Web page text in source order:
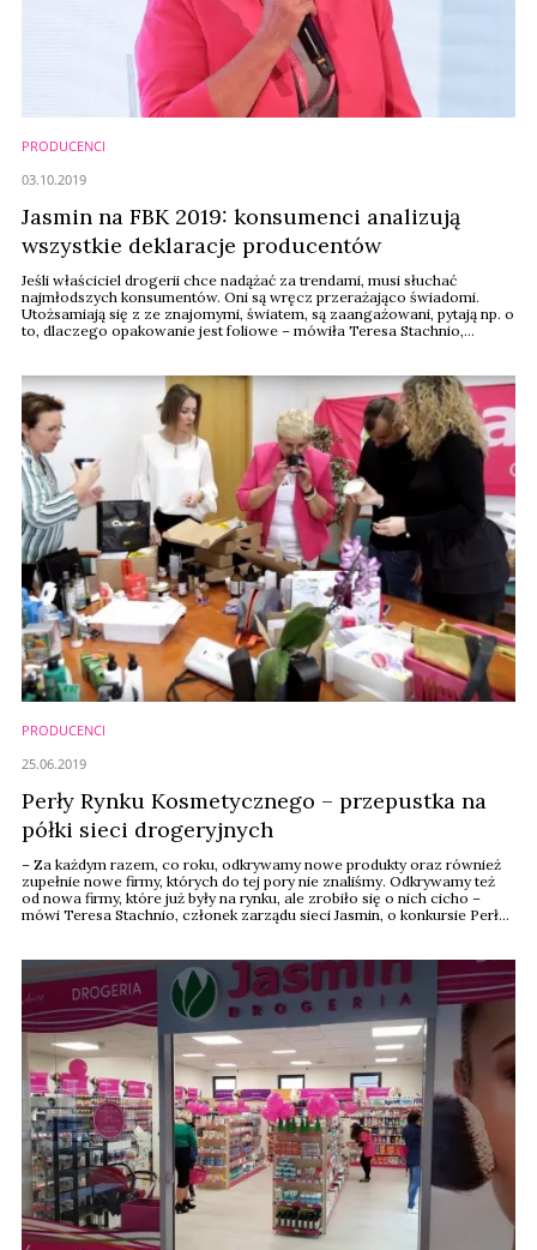
PRODUCENCI
Jasmin na FBK 2019: konsumenci analizują
wszystkie deklaracje producentów
Jeśli właściciel drogerii chce nadążać za trendami, musi słuchać
najmłodszych konsumentów. Oni są wręcz przerażająco świadomi.
Utożsamiają się z ze znajomymi, światem, są zaangażowani, pytają np. o
to, dlaczego opakowanie jest foliowe – mówiła Teresa Stachnio,
03.10.2019
PRODUCENCI
Perły Rynku Kosmetycznego – przepustka na
półki sieci drogeryjnych
– Za każdym razem, co roku, odkrywamy nowe produkty oraz również
zupełnie nowe firmy, których do tej pory nie znaliśmy. Odkrywamy też
od nowa firmy, które już były na rynku, ale zrobiło się o nich cicho –
mówi Teresa Stachnio, członek zarządu sieci Jasmin, o konkursie Perły
które chcą dotrzeć ...
25.06.2019